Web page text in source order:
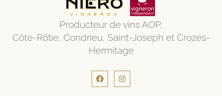
Producteur de vins AOP,
Côte-Rôtie, Condrieu, Saint-Joseph et Crozes-
Hermitage